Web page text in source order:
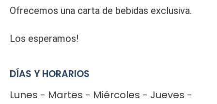
Ofrecemos una carta de bebidas exclusiva.
Los esperamos!
DÍAS Y HORARIOS
Lunes - Martes - Miércoles - Jueves -